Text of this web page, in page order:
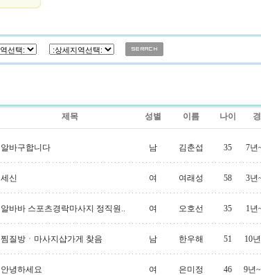
제목 성별 이름 나이
알바구합니다 남 김춘섭 35 7년
세신 여 여래성 58 3년
알바바 스포츠경락마사지 정직원.. 여 오호선 35 1년
찜질방ㆍ마사지샵가게 찾음 남 한우해 51 10
안녕하세요 여 은미정 46 9년